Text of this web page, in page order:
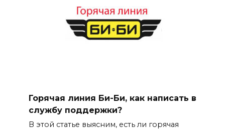
Горячая линия Би-Би, как написать в
службу поддержки?
В этой статье выясним, есть ли горячая